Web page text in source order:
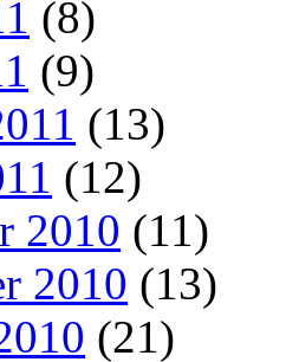
(8)
(9)
(13)
(12)
2010 (11)
2010 (13)
(21)